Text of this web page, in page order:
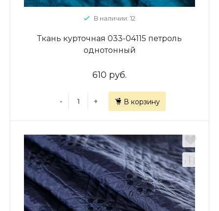
В наличии: 12
Ткань курточная 033-04115 петроль
однотонный
610 руб.
- + В корзину